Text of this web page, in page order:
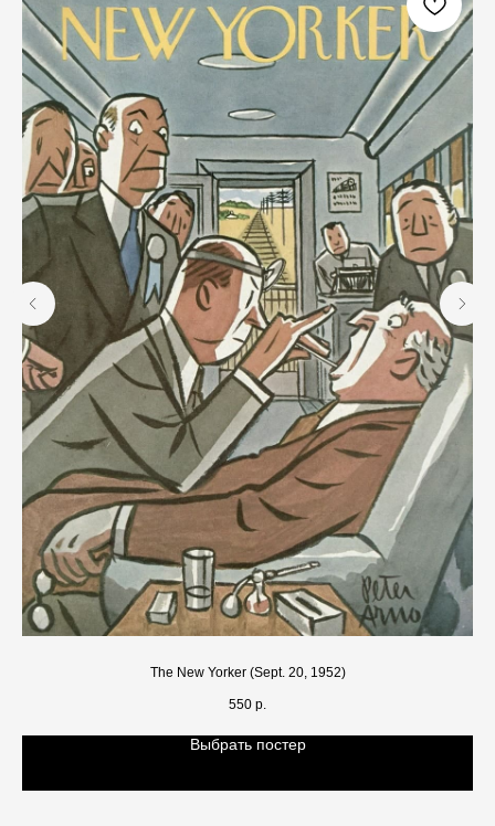
The New Yorker (Sept. 20, 1952)
550 р.
Выбрать постер